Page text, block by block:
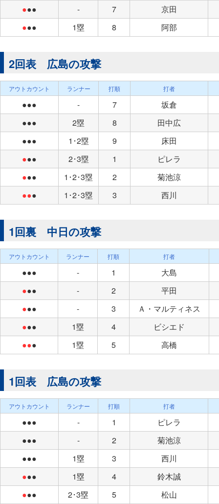
●●● - 7
京田
●●● 1塁 8 阿部
2回表 広島の攻撃
アウトカウント ランナー 打順 打者
●●● - 7
坂倉
●●●
2塁 8
田中広
●●●
1･2塁 9
床田
●●● 2･3塁 1
ピレラ
●●● 1･2･3塁 2
菊池涼
●●● 1･2･3塁 3 西川
1回裏 中日の攻撃
アウトカウント ランナー 打順 打者
●●● - 1
大島
●●● - 2
平田
●●● - 3
Ａ・マルティネス
●●● 1塁 4
ビシエド
●●● 1塁 5 高橋
1回表 広島の攻撃
アウトカウント ランナー 打順 打者
●●● - 1
ピレラ
●●●
- 2
菊池涼
●●●
1塁 3
西川
●●● 1塁 4
鈴木誠
●●● 2･3塁 5
松山